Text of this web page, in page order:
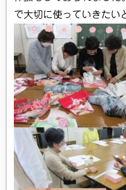
で大切に使っていきたい